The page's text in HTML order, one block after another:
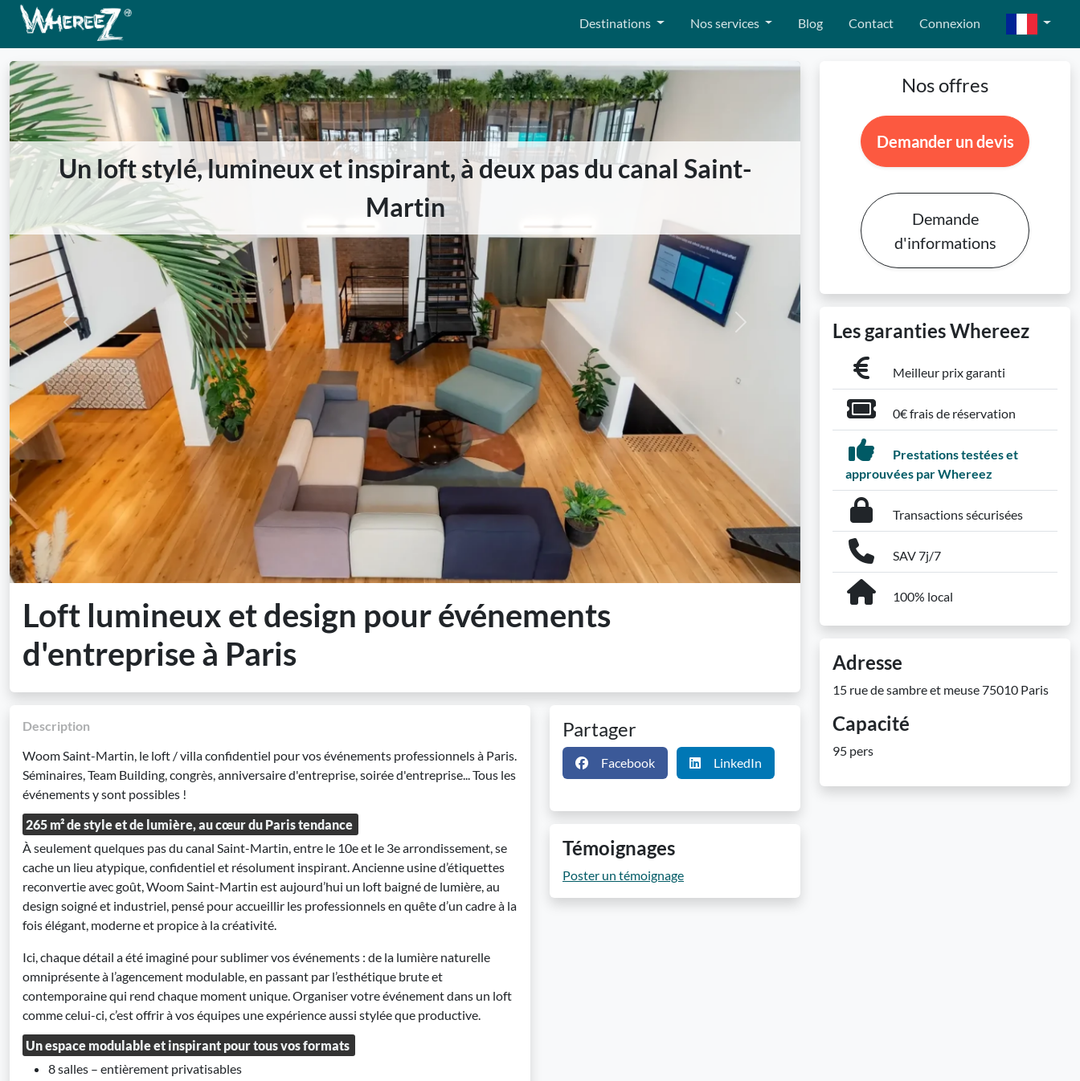
Destinations Nos services Blog Contact Connexion
Un loft stylé, lumineux et inspirant, à deux pas du canal Saint-
Martin
Previous Next
Loft lumineux et design pour événements
d'entreprise à Paris
Description
Woom Saint-Martin, le loft / villa confidentiel pour vos événements professionnels à Paris.
Séminaires, Team Building, congrès, anniversaire d'entreprise, soirée d'entreprise... Tous les
événements y sont possibles !
265 m² de style et de lumière, au cœur du Paris tendance
À seulement quelques pas du canal Saint-Martin, entre le 10e et le 3e arrondissement, se
cache un lieu atypique, confidentiel et résolument inspirant. Ancienne usine d’étiquettes
reconvertie avec goût, Woom Saint-Martin est aujourd’hui un loft baigné de lumière, au
design soigné et industriel, pensé pour accueillir les professionnels en quête d’un cadre à la
fois élégant, moderne et propice à la créativité.
Ici, chaque détail a été imaginé pour sublimer vos événements : de la lumière naturelle
omniprésente à l’agencement modulable, en passant par l’esthétique brute et
contemporaine qui rend chaque moment unique. Organiser votre événement dans un loft
comme celui-ci, c’est offrir à vos équipes une expérience aussi stylée que productive.
Un espace modulable et inspirant pour tous vos formats
8 salles – entièrement privatisables
Partager
Facebook LinkedIn
Témoignages
Poster un témoignage
Nos offres
Demander un devis
Demande
d'informations
Les garanties Whereez
Meilleur prix garanti
0€ frais de réservation
Prestations testées et
approuvées par Whereez
Transactions sécurisées
SAV 7j/7
100% local
Adresse
15 rue de sambre et meuse 75010 Paris
Capacité
95 pers